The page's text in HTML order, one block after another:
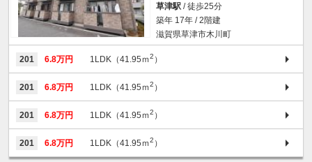
草津駅 / 徒歩25分
築年 17年 / 2階建
滋賀県草津市木川町
201 6.8万円 1LDK（41.95ｍ2 ）
201 6.8万円 1LDK（41.95ｍ2 ）
201 6.8万円 1LDK（41.95ｍ2 ）
201 6.8万円 1LDK（41.95ｍ2 ）